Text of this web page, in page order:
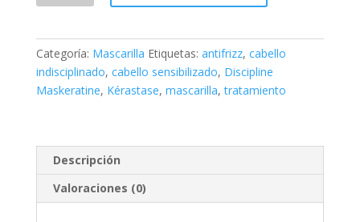
Categoría: Mascarilla Etiquetas: antifrizz, cabello
indisciplinado, cabello sensibilizado, Discipline
Maskeratine, Kérastase, mascarilla,tratamiento
Descripción
Valoraciones (0)